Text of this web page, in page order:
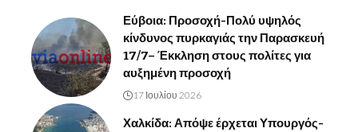
Εύβοια: Προσοχή-Πολύ υψηλός
κίνδυνος πυρκαγιάς την Παρασκευή
17/7– Έκκληση στους πολίτες για
αυξημένη προσοχή
17 Ιουλίου 2026
Χαλκίδα: Απόψε έρχεται Υπουργός-